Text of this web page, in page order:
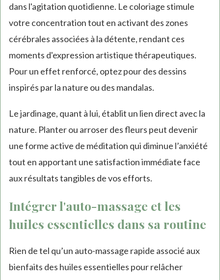
dans l'agitation quotidienne. Le coloriage stimule
votre concentration tout en activant des zones
cérébrales associées à la détente, rendant ces
moments d'expression artistique thérapeutiques.
Pour un effet renforcé, optez pour des dessins
inspirés par la nature ou des mandalas.
Le jardinage, quant à lui, établit un lien direct avec la
nature. Planter ou arroser des fleurs peut devenir
une forme active de méditation qui diminue l’anxiété
tout en apportant une satisfaction immédiate face
aux résultats tangibles de vos efforts.
Intégrer l'auto-massage et les
huiles essentielles dans sa routine
Rien de tel qu’un auto-massage rapide associé aux
bienfaits des huiles essentielles pour relâcher